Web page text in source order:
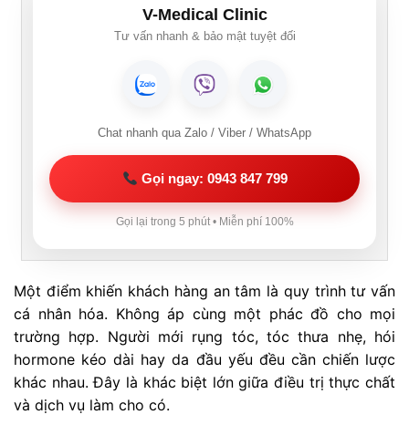
V-Medical Clinic
Tư vấn nhanh & bảo mật tuyệt đối
Chat nhanh qua Zalo / Viber / WhatsApp
Gọi ngay: 0943 847 799
Gọi lại trong 5 phút • Miễn phí 100%
Một điểm khiến khách hàng an tâm là quy trình tư vấn
cá nhân hóa. Không áp cùng một phác đồ cho mọi
trường hợp. Người mới rụng tóc, tóc thưa nhẹ, hói
hormone kéo dài hay da đầu yếu đều cần chiến lược
khác nhau. Đây là khác biệt lớn giữa điều trị thực chất
và dịch vụ làm cho có.